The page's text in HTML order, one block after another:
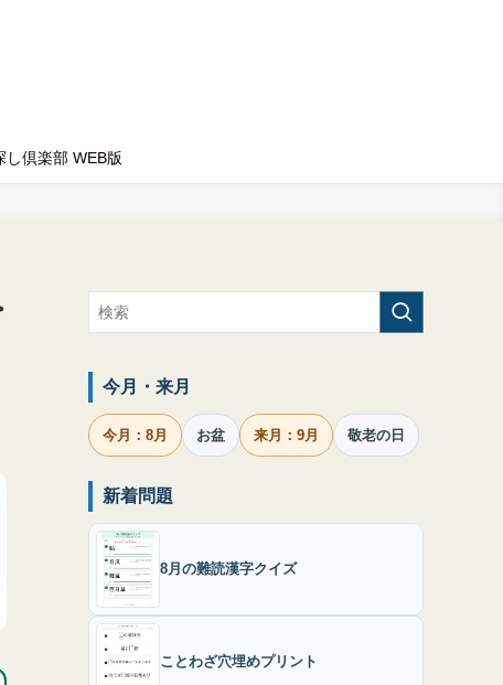
し倶楽部 WEB版
今月・来月
今月：8月 お盆 来月：9月 敬老の日
新着問題
8月の難読漢字クイズ
ことわざ穴埋めプリント